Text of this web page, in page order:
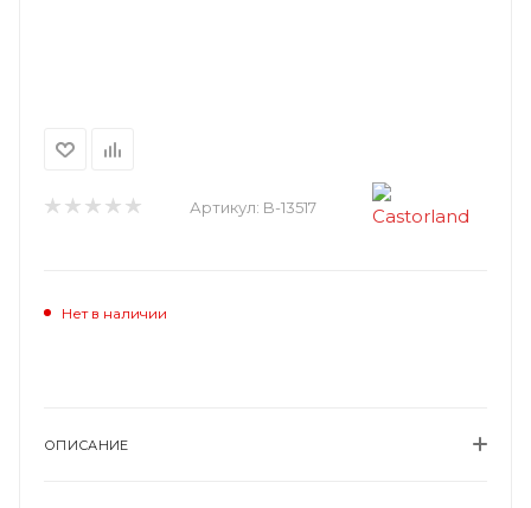
Артикул: B-13517
Нет в наличии
ОПИСАНИЕ